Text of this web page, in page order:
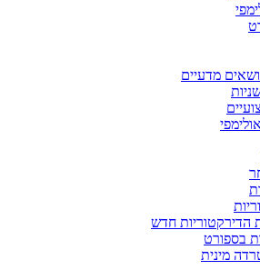
מדעיים
הדירקטוריות חדש
בספורט
מינית